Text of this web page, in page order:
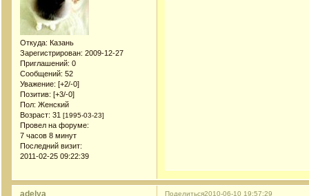
Откуда: Казань
Зарегистрирован: 2009-12-27
Приглашений: 0
Сообщений: 52
Уважение: [+2/-0]
Позитив: [+3/-0]
Пол: Женский
Возраст: 31 [1995-03-23]
Провел на форуме:
7 часов 8 минут
Последний визит:
2011-02-25 09:22:39
Поделиться2010-06-10 19:57:29